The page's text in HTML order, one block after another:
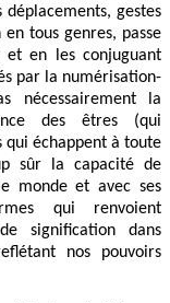
gestes
tous genres, passe
et en les conjuguant
par la numérisation-
nécessairement la
des êtres (qui
qui échappent à toute
sûr la capacité de
monde et avec ses
qui renvoient
signification dans
nos pouvoirs